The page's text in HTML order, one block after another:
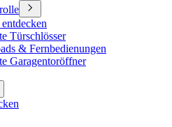
Türschlösser
& Fernbedienungen
Garagentoröffner